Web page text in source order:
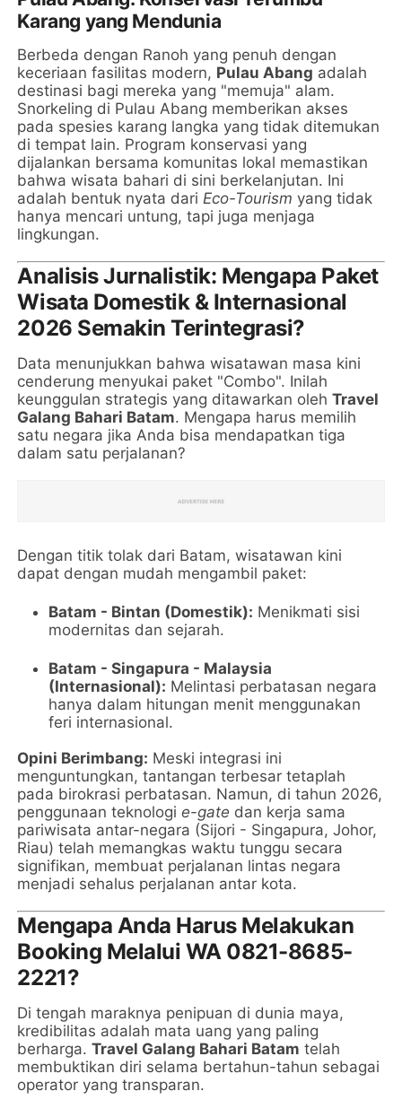
Karang yang Mendunia
Berbeda dengan Ranoh yang penuh dengan
keceriaan fasilitas modern, Pulau Abang adalah
destinasi bagi mereka yang "memuja" alam.
Snorkeling di Pulau Abang memberikan akses
pada spesies karang langka yang tidak ditemukan
di tempat lain. Program konservasi yang
dijalankan bersama komunitas lokal memastikan
bahwa wisata bahari di sini berkelanjutan. Ini
adalah bentuk nyata dari Eco-Tourism yang tidak
hanya mencari untung, tapi juga menjaga
lingkungan.
Analisis Jurnalistik: Mengapa Paket
Wisata Domestik & Internasional
2026 Semakin Terintegrasi?
Data menunjukkan bahwa wisatawan masa kini
cenderung menyukai paket "Combo". Inilah
keunggulan strategis yang ditawarkan olehTravel
Galang Bahari Batam. Mengapa harus memilih
satu negara jika Anda bisa mendapatkan tiga
dalam satu perjalanan?
Dengan titik tolak dari Batam, wisatawan kini
dapat dengan mudah mengambil paket:
Batam - Bintan (Domestik): Menikmati sisi
modernitas dan sejarah.
Batam - Singapura - Malaysia
(Internasional): Melintasi perbatasan negara
hanya dalam hitungan menit menggunakan
feri internasional.
Opini Berimbang: Meski integrasi ini
menguntungkan, tantangan terbesar tetaplah
pada birokrasi perbatasan. Namun, di tahun 2026,
penggunaan teknologie-gate dan kerja sama
pariwisata antar-negara (Sijori - Singapura, Johor,
Riau) telah memangkas waktu tunggu secara
signifikan, membuat perjalanan lintas negara
menjadi sehalus perjalanan antar kota.
Mengapa Anda Harus Melakukan
Booking Melalui WA 0821-8685-
2221?
Di tengah maraknya penipuan di dunia maya,
kredibilitas adalah mata uang yang paling
berharga.Travel Galang Bahari Batam telah
membuktikan diri selama bertahun-tahun sebagai
operator yang transparan.